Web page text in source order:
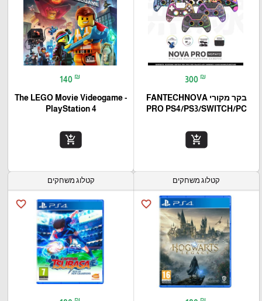
300 ₪
בקר מקורי FANTECHNOVA
PRO PS4/PS3/SWITCH/PC
add_shopping_cart
140 ₪
The LEGO Movie Videogame -
PlayStation 4
add_shopping_cart
קטלוג משחקים
favorite_border
₪
קטלוג משחקים
favorite_border
₪